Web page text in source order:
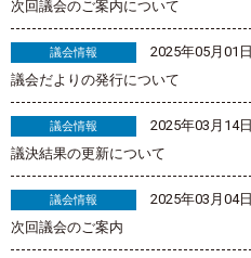
次回議会のご案内について
議会情報
2025年05月01日
議会だよりの発行について
議会情報
2025年03月14日
議決結果の更新について
議会情報
2025年03月04日
次回議会のご案内